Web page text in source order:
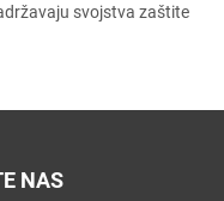
svojstva zaštite
NAS